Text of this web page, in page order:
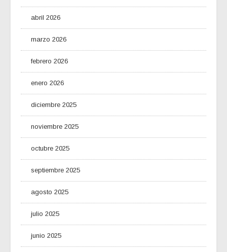
abril 2026
marzo 2026
febrero 2026
enero 2026
diciembre 2025
noviembre 2025
octubre 2025
septiembre 2025
agosto 2025
julio 2025
junio 2025